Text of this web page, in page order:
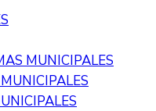
MUNICIPALES